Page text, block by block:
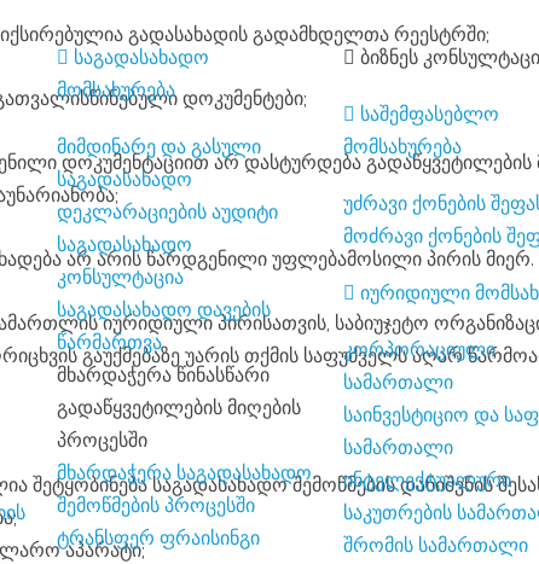
საგადასახადო
მომსახურება
მიმდინარე და გასული
საგადასახადო
დეკლარაციების აუდიტი
საგადასახადო
კონსულტაცია
საგადასახადო დავების
წარმართვა
მხარდაჭერა წინასწარი
გადაწყვეტილების მიღების
პროცესში
მხარდაჭერა საგადასახადო
შემოწმების პროცესში
ტრანსფერ ფრაისინგი
ბიზნეს
საშემფასებლო
მომსახურება
უძრავი ქონების
მოძრავი ქონების
იურიდიული
კორპორაციული
სამართალი
საინვესტიციო და საფინანსო
სამართალი
ინტელექტუალური
საკუთრების
შრომის სამართალი
გადასახადის გადამხდელთა რეესტრში;
დოკუმენტები;
არ არის წარდგენილი უფლებამოსილი პირის მიერ.
გაუქმებაზე უარის თქმის საფუძველს აღარ
შეტყობინება საგადასახადო შემოწმების დანიშვნის
აპარატი;